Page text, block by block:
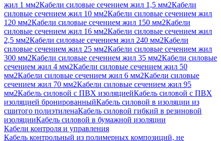
жил 1 мм2Кабели силовые сечением жил 1,5 мм2Кабели
силовые сечением жил 10 мм2Кабели силовые сечением жил
120 мм2Кабели силовые сечением жил 150 мм2Кабели
силовые сечением жил 16 мм2Кабели силовые сечением жил
2,5 мм2Кабели силовые сечением жил 240 мм2Кабели
силовые сечением жил 25 мм2Кабели силовые сечением жил
300 мм2Кабели силовые сечением жил 35 мм2Кабели силовые
сечением жил 4 мм2Кабели силовые сечением жил 50
мм2Кабели силовые сечением жил 6 мм2Кабели силовые
сечением жил 70 мм2Кабели силовые сечением жил 95
мм2Кабель силовой с ПВХ изоляциейКабель силовой с ПВХ
изоляцией бронированныйКабель силовой в изоляции из
сшитого полиэтиленаКабель силовой гибкий в резиновой
изоляцииКабель силовой в бумажной изоляции
Кабели контроля и управления
Кабель контрольный из полимерных композиций, не